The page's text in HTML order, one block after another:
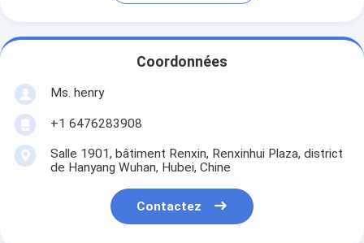
Coordonnées
Ms. henry
+1 6476283908
Salle 1901, bâtiment Renxin, Renxinhui Plaza, district
de Hanyang Wuhan, Hubei, Chine
Contactez